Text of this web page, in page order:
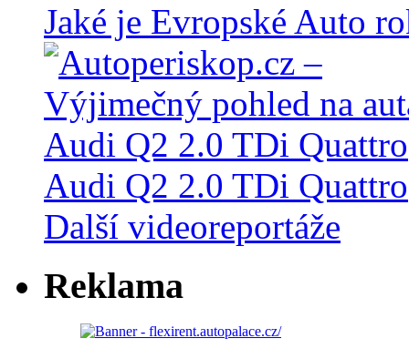
Jaké je Evropské Auto
Audi Q2 2.0 TDi Quattro
Další videoreportáže
Reklama